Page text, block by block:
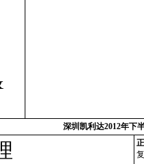
深圳凯利达2012年下